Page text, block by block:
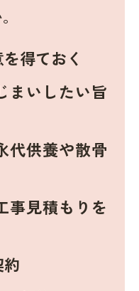
得ておく
まいしたい旨
代供養や散骨
事見積もりを